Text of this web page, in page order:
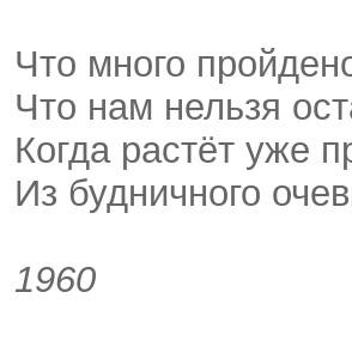
Что много
Что нам нельзя
Когда растёт уже
Из будничного
1960